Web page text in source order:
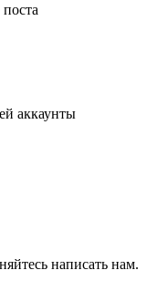
аккаунты
написать нам.